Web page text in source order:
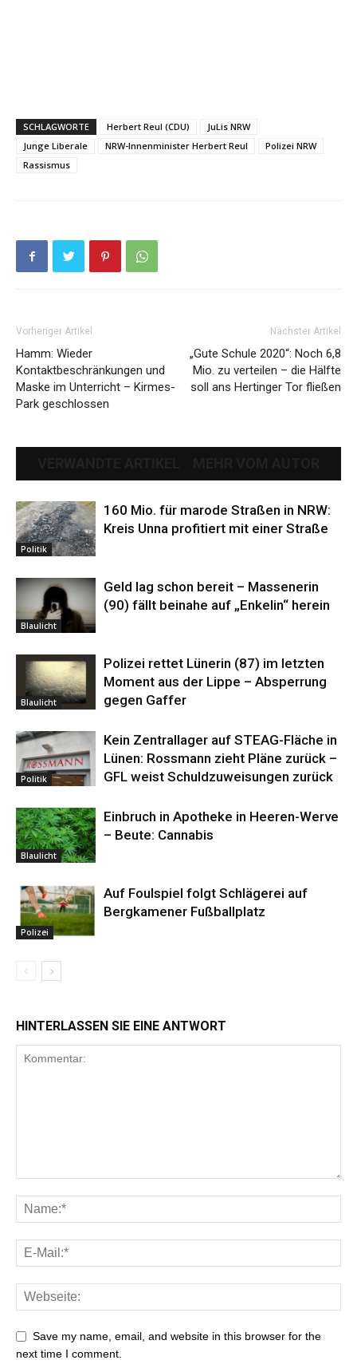
SCHLAGWORTE Herbert Reul (CDU)
JuLis NRW
Junge Liberale
NRW-Innenminister Herbert Reul
Polizei NRW
Rassismus
Vorheriger Artikel
Hamm: Wieder
Kontaktbeschränkungen und
Maske im Unterricht – Kirmes-
Park geschlossen
Nächster Artikel
„Gute Schule 2020“: Noch 6,8
Mio. zu verteilen – die Hälfte
soll ans Hertinger Tor fließen
Politik
160 Mio. für marode Straßen in NRW:
Kreis Unna profitiert mit einer Straße
Blaulicht
Geld lag schon bereit – Massenerin
(90) fällt beinahe auf „Enkelin“ herein
Blaulicht
Polizei rettet Lünerin (87) im letzten
Moment aus der Lippe – Absperrung
gegen Gaffer
Politik
Kein Zentrallager auf STEAG-Fläche in
Lünen: Rossmann zieht Pläne zurück –
GFL weist Schuldzuweisungen zurück
Blaulicht
Einbruch in Apotheke in Heeren-Werve
– Beute: Cannabis
Polizei
Auf Foulspiel folgt Schlägerei auf
Bergkamener Fußballplatz
HINTERLASSEN SIE EINE ANTWORT
Save my name, email, and website in this browser for the
next time I comment.